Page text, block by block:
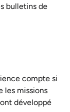
bulletins de
compte si
les missions
développé